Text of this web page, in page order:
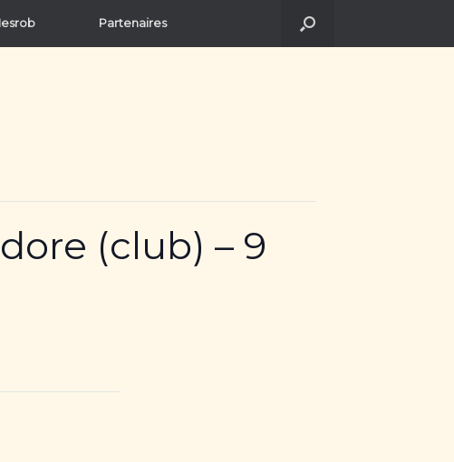
Partenaires
(club) – 9